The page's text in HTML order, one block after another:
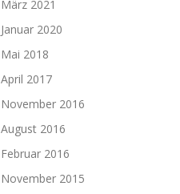
März 2021
Januar 2020
Mai 2018
April 2017
November 2016
August 2016
Februar 2016
November 2015